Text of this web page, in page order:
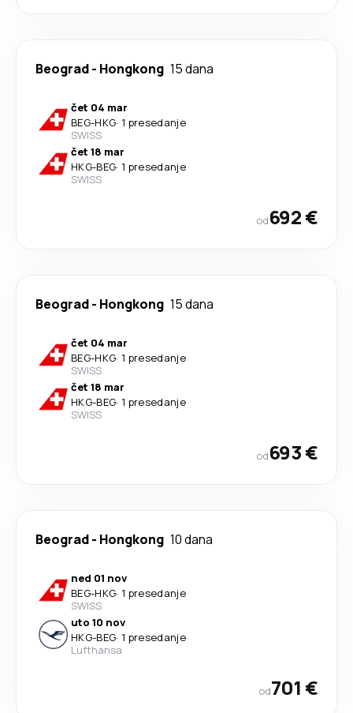
Beograd- Hongkong 15 dana
čet 04 mar
BEG-HKG· 1 presedanje
SWISS
čet 18 mar
HKG-BEG· 1 presedanje
SWISS
od692 €
Beograd- Hongkong 15 dana
čet 04 mar
BEG-HKG· 1 presedanje
SWISS
čet 18 mar
HKG-BEG· 1 presedanje
SWISS
od693 €
Beograd- Hongkong 10 dana
ned 01 nov
BEG-HKG· 1 presedanje
SWISS
uto 10 nov
HKG-BEG· 1 presedanje
Lufthansa
od701 €